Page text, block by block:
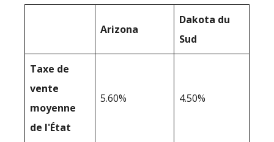
Arizona
Dakota du
Sud
Taxe de
vente
moyenne
de l'État
5.60% 4.50%